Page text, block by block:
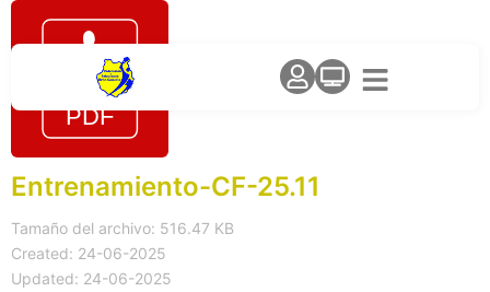
Entrenamiento-CF-25.11
Tamaño del archivo: 516.47 KB
Created: 24-06-2025
Updated: 24-06-2025